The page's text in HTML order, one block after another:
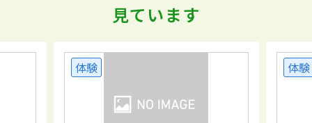
見ています
体験 体験